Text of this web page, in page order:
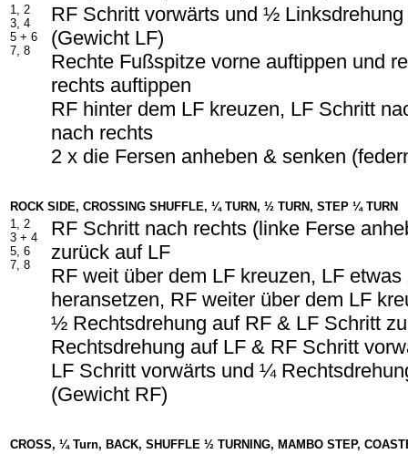
1, 2
3, 4
5 + 6
7, 8
RF Schritt vorwärts und ½
(Gewicht LF)
Rechte Fußspitze vorne auftippen und
rechts auftippen
RF hinter dem LF kreuzen, LF Schritt
nach rechts
2 x die Fersen anheben & senken
ROCK SIDE, CROSSING SHUFFLE, ¼ TURN, ½ TURN, STEP ¼ TURN
1, 2
3 + 4
5, 6
7, 8
RF Schritt nach rechts (linke Ferse
zurück auf LF
RF weit über dem LF kreuzen, LF etwas
heransetzen, RF weiter über dem LF
½ Rechtsdrehung auf RF & LF Schritt
Rechtsdrehung auf LF & RF Schritt
LF Schritt vorwärts und ¼
(Gewicht RF)
CROSS, ¼ Turn, BACK, SHUFFLE ½ TURNING, MAMBO STEP,